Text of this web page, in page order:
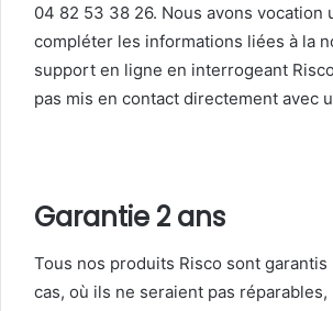
04 82 53 38 26. Nous avons vocation
compléter les informations liées à la
support en ligne en interrogeant
pas mis en contact directement avec
Garantie 2 ans
Tous nos produits Risco sont garantis
cas, où ils ne seraient pas réparables,